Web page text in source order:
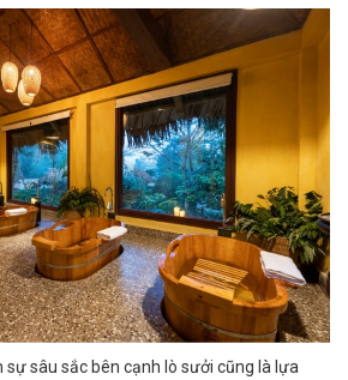
sự sâu sắc bên cạnh lò sưởi cũng là lựa